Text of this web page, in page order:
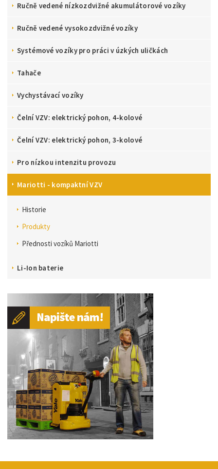
Ručně vedené nízkozdvižné akumulátorové vozíky
Ručně vedené vysokozdvižné vozíky
Systémové vozíky pro práci v úzkých uličkách
Tahače
Vychystávací vozíky
Čelní VZV: elektrický pohon, 4-kolové
Čelní VZV: elektrický pohon, 3-kolové
Pro nízkou intenzitu provozu
Mariotti - kompaktní VZV
Historie
Produkty
Přednosti vozíků Mariotti
Li-Ion baterie